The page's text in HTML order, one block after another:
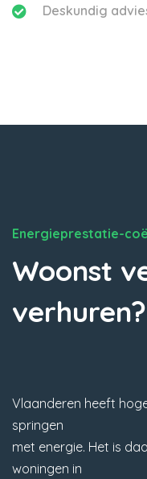
Deskundig
Energieprestatie-
Woonst
Vlaanderen heeft
springen
met energie. Het is
woningen in